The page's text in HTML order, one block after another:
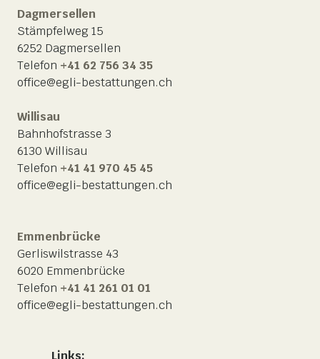
Dagmersellen
Stämpfelweg 15
6252 Dagmersellen
Telefon +41 62 756 34 35
office@egli-bestattungen.ch
Willisau
Bahnhofstrasse 3
6130 Willisau
Telefon +41 41 970 45 45
office@egli-bestattungen.ch
Emmenbrücke
Gerliswilstrasse 43
6020 Emmenbrücke
Telefon +41 41 261 01 01
office@egli-bestattungen.ch
Links: